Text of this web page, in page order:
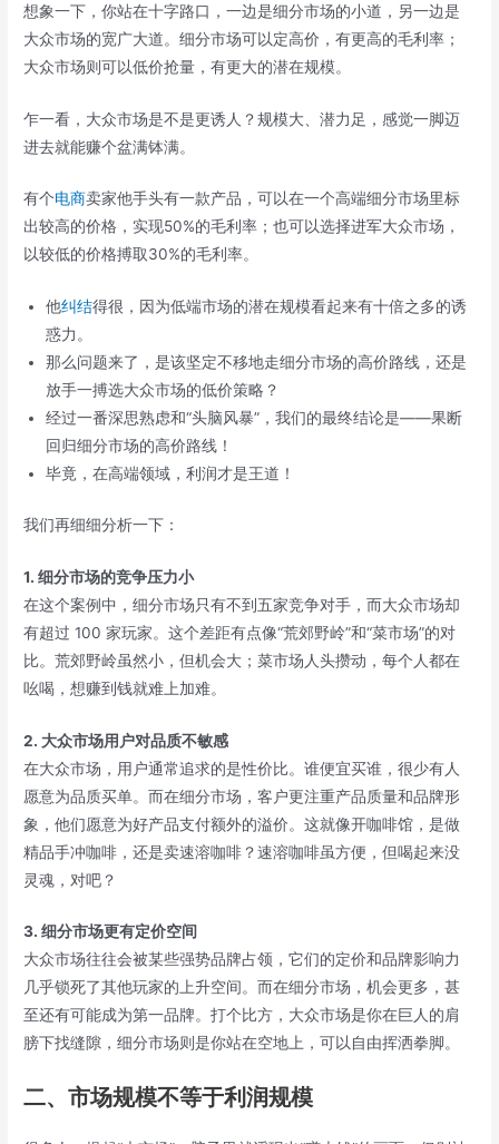
想象一下，你站在十字路口，一边是细分市场的小道，另一边是
大众市场的宽广大道。细分市场可以定高价，有更高的毛利率；
大众市场则可以低价抢量，有更大的潜在规模。
乍一看，大众市场是不是更诱人？规模大、潜力足，感觉一脚迈
进去就能赚个盆满钵满。
有个电商卖家他手头有一款产品，可以在一个高端细分市场里标
出较高的价格，实现50%的毛利率；也可以选择进军大众市场，
以较低的价格搏取30%的毛利率。
他纠结得很，因为低端市场的潜在规模看起来有十倍之多的诱
惑力。
那么问题来了，是该坚定不移地走细分市场的高价路线，还是
放手一搏选大众市场的低价策略？
经过一番深思熟虑和“头脑风暴”，我们的最终结论是——果断
回归细分市场的高价路线！
毕竟，在高端领域，利润才是王道！
我们再细细分析一下：
1. 细分市场的竞争压力小
在这个案例中，细分市场只有不到五家竞争对手，而大众市场却
有超过 100 家玩家。这个差距有点像“荒郊野岭”和“菜市场”的对
比。荒郊野岭虽然小，但机会大；菜市场人头攒动，每个人都在
吆喝，想赚到钱就难上加难。
2. 大众市场用户对品质不敏感
在大众市场，用户通常追求的是性价比。谁便宜买谁，很少有人
愿意为品质买单。而在细分市场，客户更注重产品质量和品牌形
象，他们愿意为好产品支付额外的溢价。这就像开咖啡馆，是做
精品手冲咖啡，还是卖速溶咖啡？速溶咖啡虽方便，但喝起来没
灵魂，对吧？
3. 细分市场更有定价空间
大众市场往往会被某些强势品牌占领，它们的定价和品牌影响力
几乎锁死了其他玩家的上升空间。而在细分市场，机会更多，甚
至还有可能成为第一品牌。打个比方，大众市场是你在巨人的肩
膀下找缝隙，细分市场则是你站在空地上，可以自由挥洒拳脚。
二、市场规模不等于利润规模